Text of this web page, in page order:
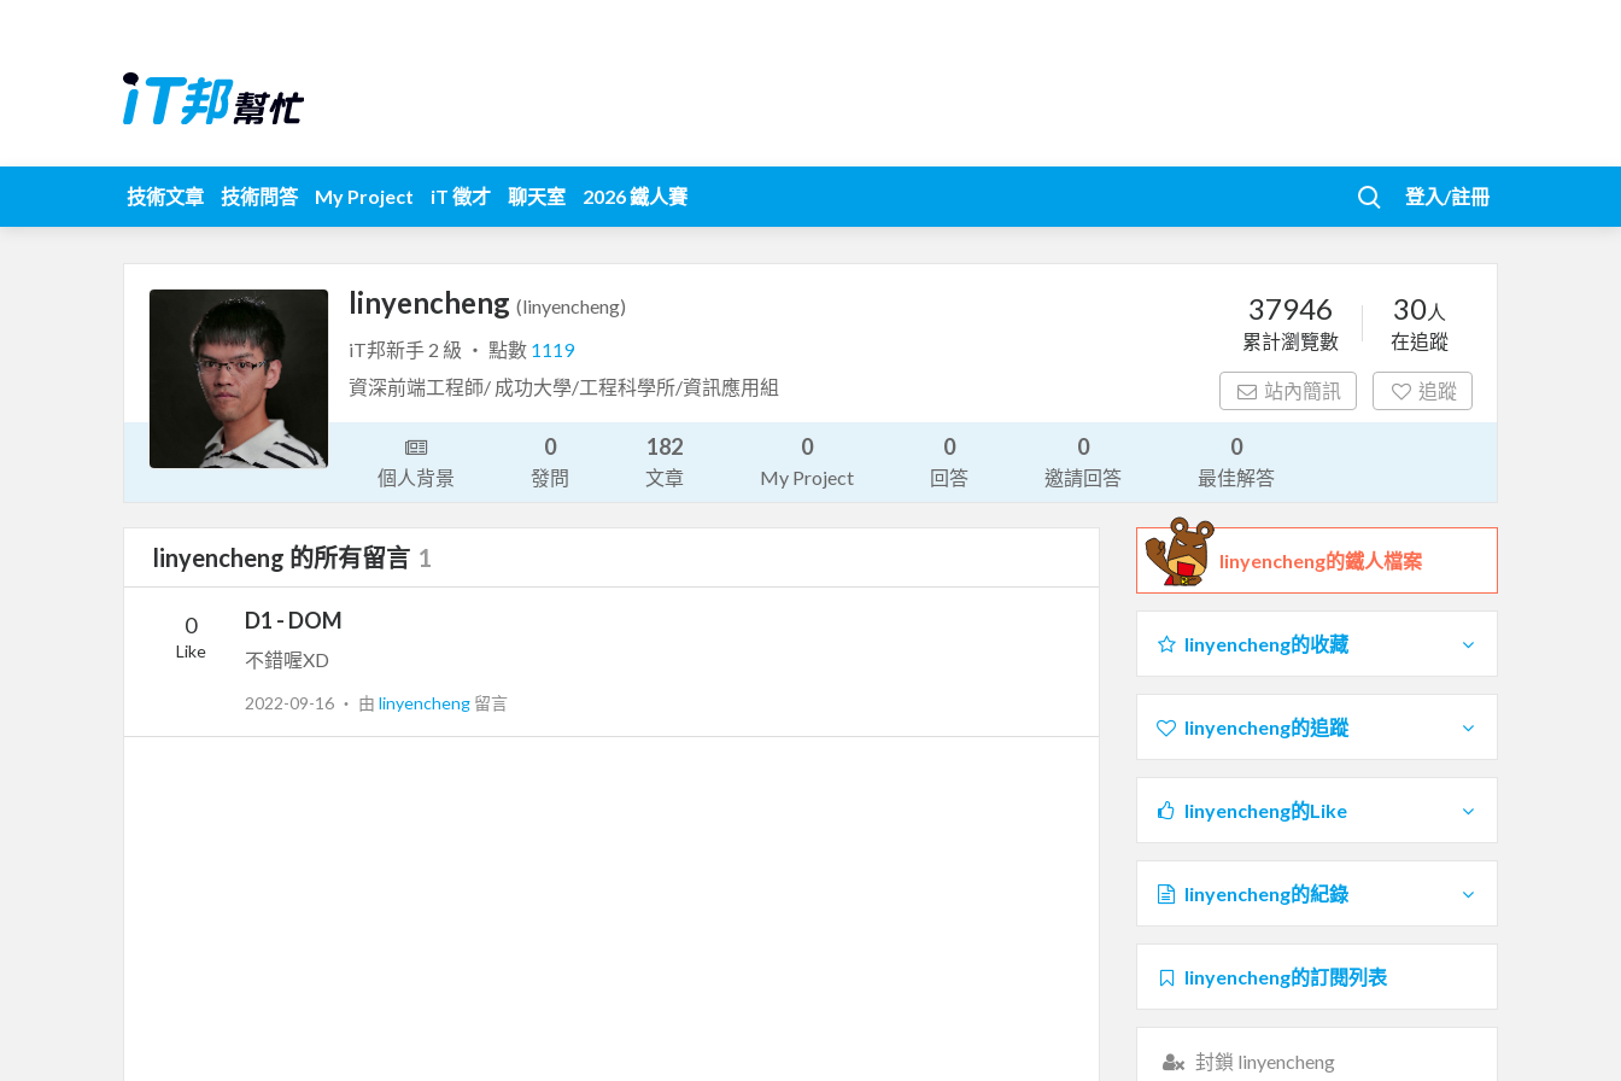
技術文章 技術問答 My Project iT 徵才 聊天室 2026 鐵人賽 登入/註冊
linyencheng (linyencheng)
iT邦新手 2 級 ‧ 點數 1119
資深前端工程師/ 成功大學/工程科學所/資訊應用組
37946
累計瀏覽數
30人
在追蹤
站內簡訊 追蹤
個人背景
0
發問
182
文章
0
My Project
0
回答
0
邀請回答
0
最佳解答
linyencheng 的所有留言 1
0
Like
D1 - DOM
不錯喔XD
2022-09-16 ‧ 由 linyencheng 留言
linyencheng的鐵人檔案
linyencheng的收藏
linyencheng的追蹤
linyencheng的Like
linyencheng的紀錄
linyencheng的訂閱列表
封鎖 linyencheng